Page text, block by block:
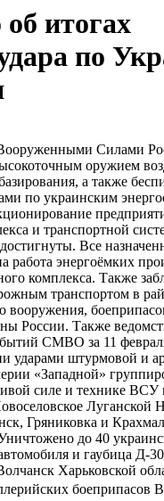
об итогах
по
Силами
оружием
а также
по украинским
и транспортной
Все
работа энергоёмких
комплекса. Также
транспортом в
вооружения,
России. Также
СМВО за 11
ударами штурмовой и
«Западной»
силе и технике ВСУ
Луганской
Гряниковка и
до 40
и гаубица Д-
Харьковской
боеприпасов